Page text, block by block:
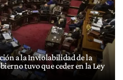
a la Inviolabilidad de la
tuvo que ceder en la Ley